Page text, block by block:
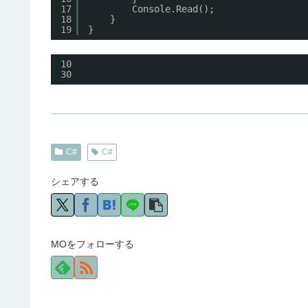
17
18
19
Console.Read();
}
}
10
30
C# C#
シェアする
MOをフォローする